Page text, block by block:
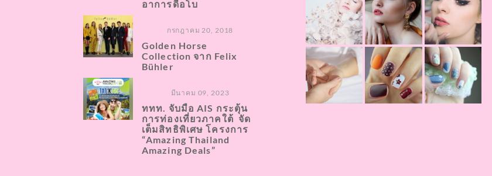
อาการดื้อโบ
กรกฎาคม 20, 2018
Golden Horse
Collection จาก Felix
Bühler
มีนาคม 09, 2023
ททท. จับมือ AIS กระตุ้น
การท่องเที่ยวภาคใต้ จัด
เต็มสิทธิพิเศษ โครงการ
“Amazing Thailand
Amazing Deals”